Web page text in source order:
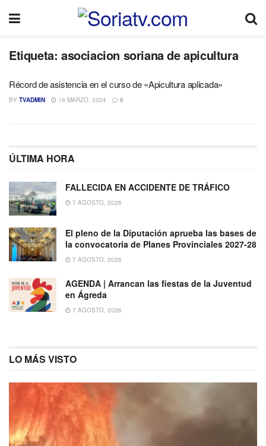
Etiqueta: asociacion soriana de apicultura
Récord de asistencia en el curso de «Apicultura aplicada»
BY TVADMIN 19 MARZO, 2024 0
ÚLTIMA HORA
FALLECIDA EN ACCIDENTE DE TRÁFICO
7 AGOSTO, 2026
El pleno de la Diputación aprueba las bases de
la convocatoria de Planes Provinciales 2027-28
7 AGOSTO, 2026
AGENDA | Arrancan las fiestas de la Juventud
en Ágreda
7 AGOSTO, 2026
LO MÁS VISTO